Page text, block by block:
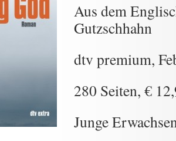
Aus dem
Gutzschhahn
dtv premium,
280 Seiten, €
Junge